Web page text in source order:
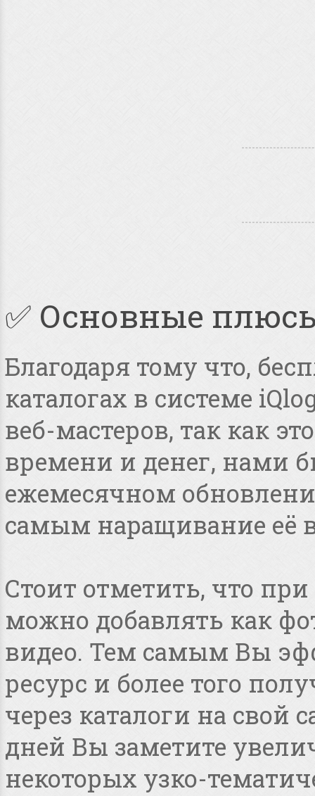
✅ Основные
Благодаря тому что,
каталогах в системе
веб-мастеров, так как
времени и денег, нами
ежемесячном
самым наращивание её
Стоит отметить, что
можно добавлять как
видео. Тем самым Вы
ресурс и более того
через каталоги на свой
дней Вы заметите
некоторых узко-